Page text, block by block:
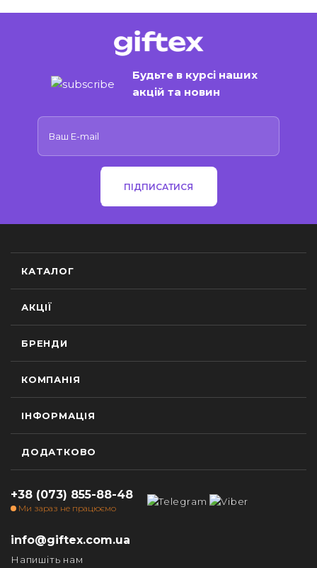
Будьте в курсі наших
акцій та новин
ПІДПИСАТИСЯ
КАТАЛОГ
АКЦІЇ
БРЕНДИ
КОМПАНІЯ
ІНФОРМАЦІЯ
ДОДАТКОВО
+38 (073) 855-88-48
Ми зараз не працюємо
info@giftex.com.ua
Напишіть нам